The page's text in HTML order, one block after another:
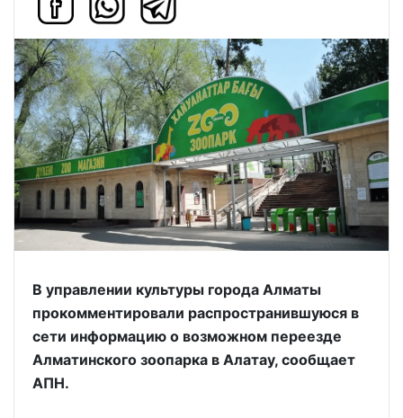
В управлении культуры города Алматы
прокомментировали распространившуюся в
сети информацию о возможном переезде
Алматинского зоопарка в Алатау, сообщает
АПН.